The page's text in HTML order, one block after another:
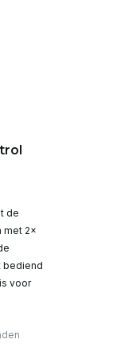
de
met 2x
bediend
voor